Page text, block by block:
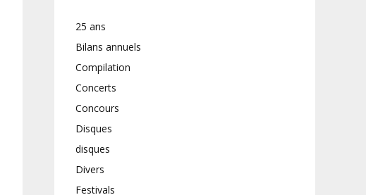
25 ans
Bilans annuels
Compilation
Concerts
Concours
Disques
disques
Divers
Festivals